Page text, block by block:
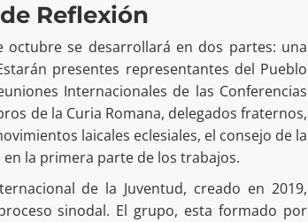
Reflexión
octubre se desarrollará en dos partes: una
presentes representantes del Pueblo
Internacionales de las Conferencias
de la Curia Romana, delegados fraternos,
laicales eclesiales, el consejo de la
la primera parte de los trabajos.
de la Juventud, creado en 2019,
sinodal. El grupo, esta formado por